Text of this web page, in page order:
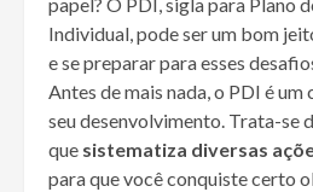
Individual, pode ser um bom
e se preparar para esses
Antes de mais nada, o PDI é
seu desenvolvimento. Trata-se
que sistematiza diversas
para que você conquiste certo